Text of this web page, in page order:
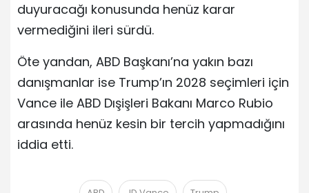
duyuracağı konusunda henüz karar
vermediğini ileri sürdü.
Öte yandan, ABD Başkanı’na yakın bazı
danışmanlar ise Trump’ın 2028 seçimleri için
Vance ile ABD Dışişleri Bakanı Marco Rubio
arasında henüz kesin bir tercih yapmadığını
iddia etti.